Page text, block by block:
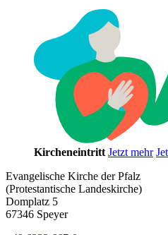
Kircheneintritt Jetzt mehr
Evangelische Kirche der Pfalz
(Protestantische Landeskirche)
Domplatz 5
67346 Speyer